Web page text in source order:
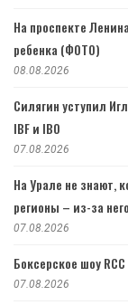
На проспекте
ребенка (ФОТО)
08.08.2026
Силягин уступил
IBF и IBO
07.08.2026
На Урале не знают,
регионы – из-за
07.08.2026
Боксерское шоу
07.08.2026